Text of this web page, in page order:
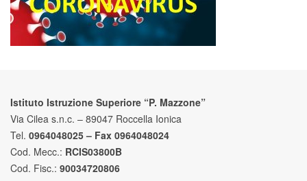
Istituto Istruzione Superiore “P. Mazzone”
Via Cilea s.n.c. – 89047 Roccella Ionica
Tel. 0964048025 – Fax 0964048024
Cod. Mecc.: RCIS03800B
Cod. Fisc.: 90034720806